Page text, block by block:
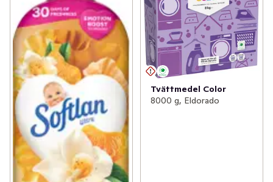
Tvättmedel Color
8000 g, Eldorado